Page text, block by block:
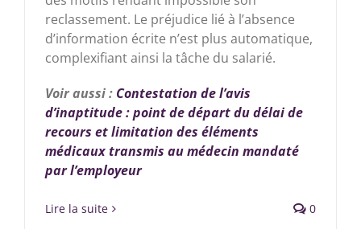
reclassement. Le préjudice lié à l’absence
d’information écrite n’est plus automatique,
complexifiant ainsi la tâche du salarié.
Voir aussi : Contestation de l’avis
d’inaptitude : point de départ du délai de
recours et limitation des éléments
médicaux transmis au médecin mandaté
par l’employeur
Lire la suite 0